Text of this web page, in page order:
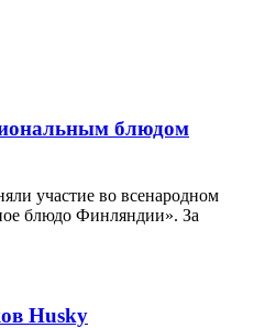
блюдом
участие во всенародном
блюдо Финляндии». За
Husky